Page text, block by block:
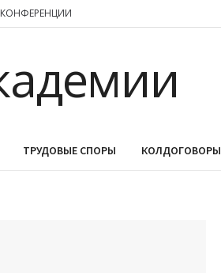
КОНФЕРЕНЦИИ
ТРУДОВЫЕ СПОРЫ КОЛДОГОВОРЫ